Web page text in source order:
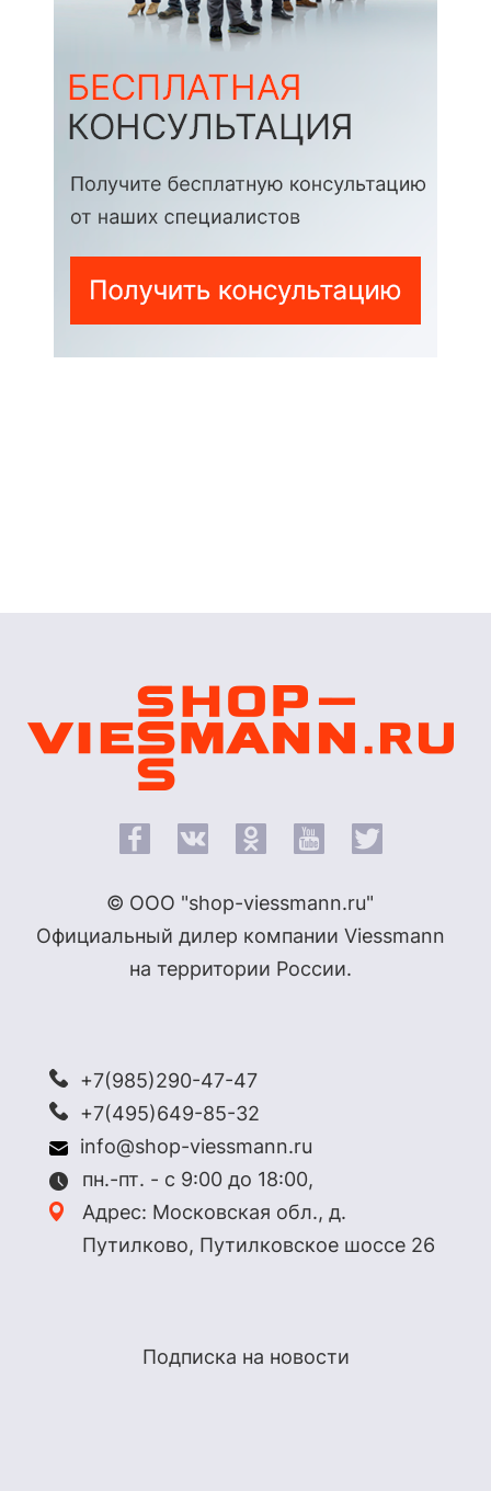
© ООО "shop-viessmann.ru"
Официальный дилер компании Viessmann
на территории России.
+7(985)290-47-47
+7(495)649-85-32
info@shop-viessmann.ru
пн.-пт. - с 9:00 до 18:00,
Адрес: Московская обл., д.
Путилково, Путилковское шоссе 26
Подписка на новости